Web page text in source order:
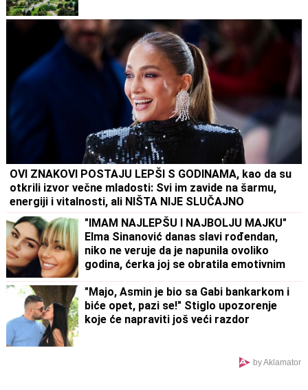
OVI ZNAKOVI POSTAJU LEPŠI S GODINAMA, kao da su
otkrili izvor večne mladosti: Svi im zavide na šarmu,
energiji i vitalnosti, ali NIŠTA NIJE SLUČAJNO
"IMAM NAJLEPŠU I NAJBOLJU MAJKU"
Elma Sinanović danas slavi rođendan,
niko ne veruje da je napunila ovoliko
godina, ćerka joj se obratila emotivnim
"Majo, Asmin je bio sa Gabi bankarkom i
biće opet, pazi se!" Stiglo upozorenje
koje će napraviti još veći razdor
by Aklamator